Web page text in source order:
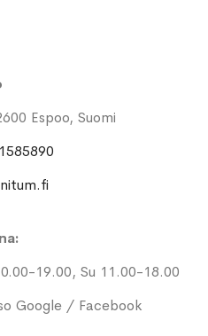
Espoo, Suomi
19.00, Su 11.00-18.00
Google / Facebook